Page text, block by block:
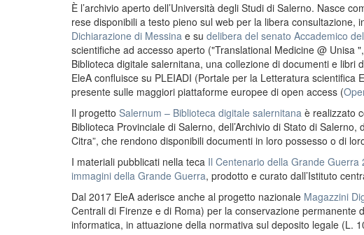
È l’archivio aperto dell’Università degli Studi di Salerno. Nasce
rese disponibili a testo pieno sul web per la libera consultazione,
Dichiarazione di Messina e su delibera del senato Accademico
scientifiche ad accesso aperto ("Translational Medicine @ Unisa
Biblioteca digitale salernitana, una collezione di documenti e
EleA confluisce su PLEIADI (Portale per la Letteratura
presente sulle maggiori piattaforme europee di open access (
Il progetto Salernum – Biblioteca digitale salernitana è realizzato
Biblioteca Provinciale di Salerno, dell’Archivio di Stato di
Citra”, che rendono disponibili documenti in loro possesso o di
I materiali pubblicati nella teca Il Centenario della Grande Guerra
immagini della Grande Guerra, prodotto e curato dall’Istituto
Dal 2017 EleA aderisce anche al progetto nazionale Magazzini
Centrali di Firenze e di Roma) per la conservazione
informatica, in attuazione della normativa sul deposito legale (L.